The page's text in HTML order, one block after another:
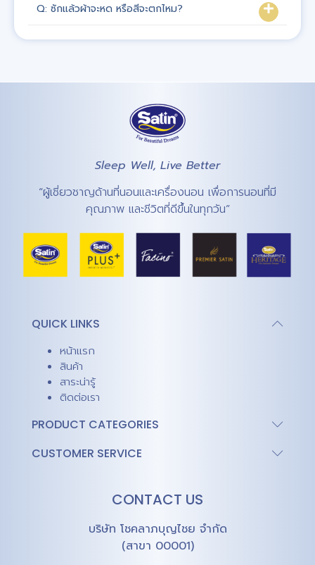
Q: ซักแล้วผ้าจะหด หรือสีจะตกไหม?
Sleep Well, Live Better
“ผู้เชี่ยวชาญด้านที่นอนและเครื่องนอน เพื่อการนอนที่มี
คุณภาพ และชีวิตที่ดีขึ้นในทุกวัน”
QUICK LINKS
หน้าแรก
สินค้า
สาระน่ารู้
ติดต่อเรา
PRODUCT CATEGORIES
CUSTOMER SERVICE
CONTACT US
บริษัท โชคลาภบุญไชย จำกัด
(สาขา 00001)